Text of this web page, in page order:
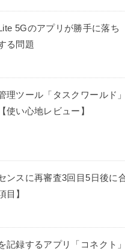
5Gのアプリが勝手に落ち
る問題
理ツール「タスクワールド」
使い心地レビュー】
ンスに再審査3回目5日後に
目】
記録するアプリ「コネクト」